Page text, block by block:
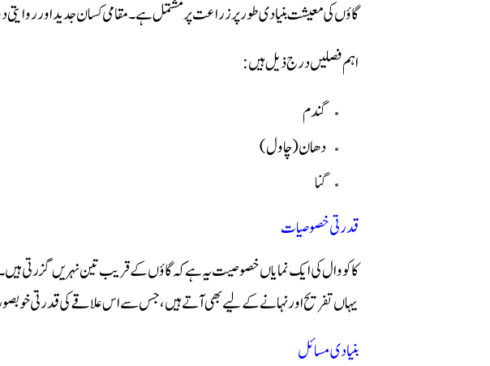
گاؤں کی معیشت بنیادی طور پر زراعت پر مشتمل ہے۔ مقامی کسان جدید اور
اہم فصلیں درج ذیل ہیں:
گندم
دھان (چاول)
گنا
قدرتی خصوصیات
کاکووال کی ایک نمایاں خصوصیت یہ ہے کہ گاؤں کے قریب تین نہریں گزرتی
یہاں تفریح اور نہانے کے لیے بھی آتے ہیں، جس سے اس علاقے کی قدرتی
بنیادی مسائل